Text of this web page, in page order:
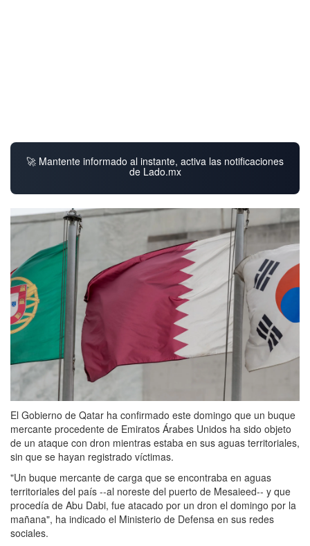
🚀 Mantente informado al instante, activa las notificaciones
de Lado.mx
El Gobierno de Qatar ha confirmado este domingo que un buque
mercante procedente de Emiratos Árabes Unidos ha sido objeto
de un ataque con dron mientras estaba en sus aguas territoriales,
sin que se hayan registrado víctimas.
"Un buque mercante de carga que se encontraba en aguas
territoriales del país --al noreste del puerto de Mesaieed-- y que
procedía de Abu Dabi, fue atacado por un dron el domingo por la
mañana", ha indicado el Ministerio de Defensa en sus redes
sociales.